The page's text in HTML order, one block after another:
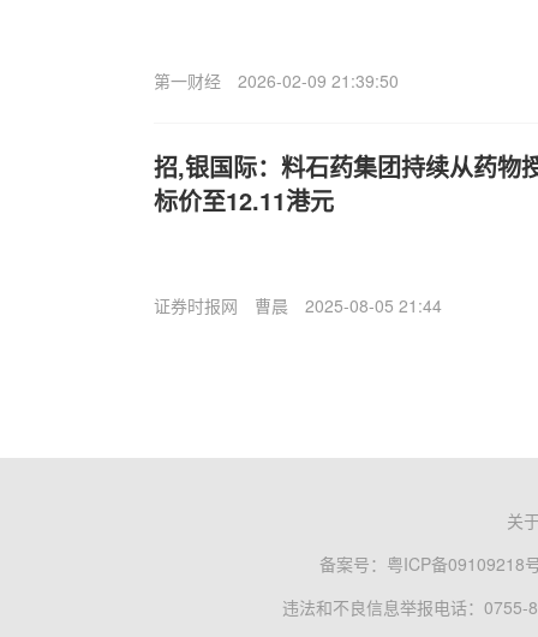
第一财经 2026-02-09 21:39:50
招,银国际：料石药集团持续从药物
标价至12.11港元
证券时报网 曹晨 2025-08-05 21:44
关
备案号： 粤ICP备09109218
违法和不良信息举报电话：0755-